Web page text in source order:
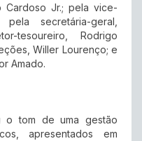
Cardoso Jr.; pela vice-
secretária-geral,
tesoureiro, Rodrigo
Willer Lourenço; e
Amado.
o tom de uma gestão
apresentados em